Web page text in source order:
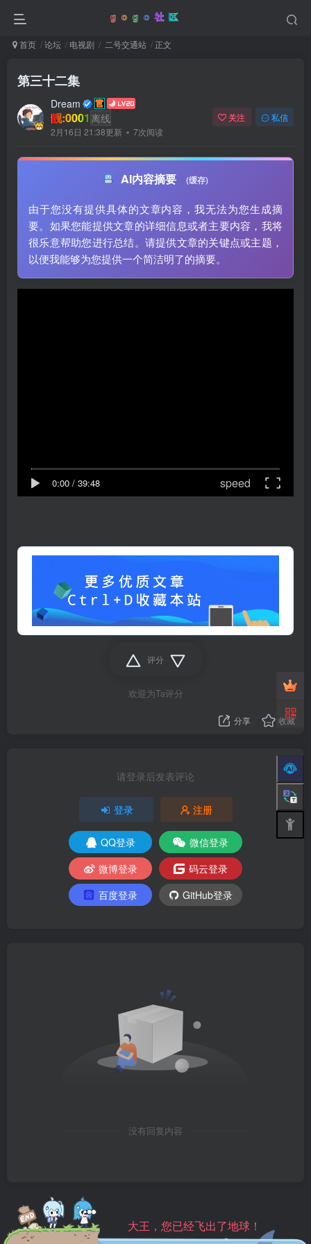
首页 论坛 电视剧 二号交通站 正文
第三十二集
Dream
靓:0001 离线
2月16日 21:38更新 7次阅读
关注 私信
AI内容摘要 (缓存)
由于您没有提供具体的文章内容，我无法为您生成摘
要。如果您能提供文章的详细信息或者主要内容，我将
很乐意帮助您进行总结。请提供文章的关键点或主题，
以便我能够为您提供一个简洁明了的摘要。
0:00 / 39:48 speed
评分
欢迎为Ta评分
分享 收藏
请登录后发表评论
登录 注册
QQ登录
微信登录
微博登录
码云登录
百度登录
GitHub登录
没有回复内容
大王，您已经飞出了地球！